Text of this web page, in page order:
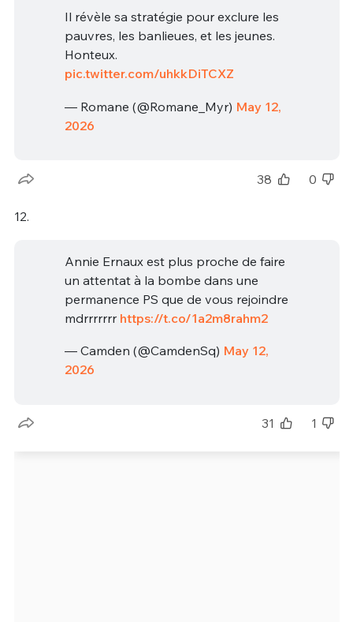
Il révèle sa stratégie pour exclure les
pauvres, les banlieues, et les jeunes.
Honteux.
pic.twitter.com/uhkkDiTCXZ
— Romane (@Romane_Myr) May 12,
2026
38 0
12.
Annie Ernaux est plus proche de faire
un attentat à la bombe dans une
permanence PS que de vous rejoindre
mdrrrrrrr https://t.co/1a2m8rahm2
— Camden (@CamdenSq) May 12,
2026
31 1